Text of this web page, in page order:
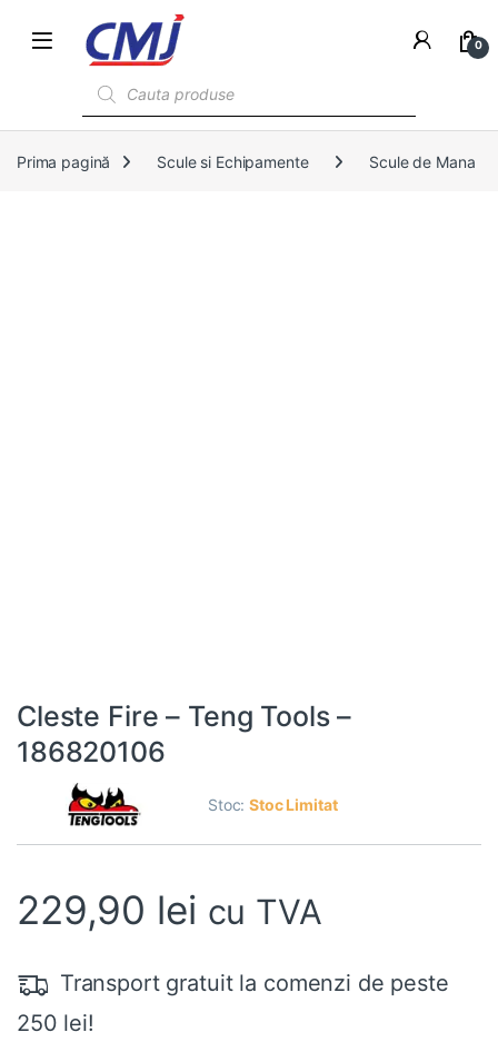
0
Prima pagină Scule si Echipamente Scule de Mana
Cleste Fire – Teng Tools –
186820106
Stoc:Stoc Limitat
229,90 lei cu TVA
Transport gratuit la comenzi de peste
250 lei!